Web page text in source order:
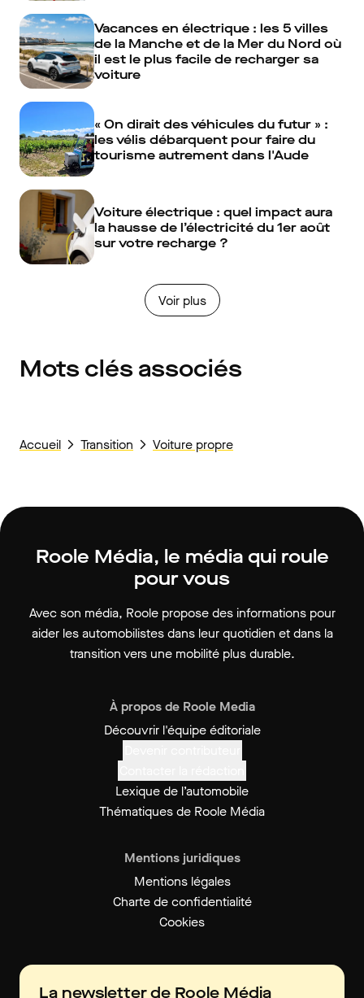
Vacances en électrique : les 5 villes
de la Manche et de la Mer du Nord où
il est le plus facile de recharger sa
voiture
« On dirait des véhicules du futur » :
les vélis débarquent pour faire du
tourisme autrement dans l'Aude
Voiture électrique : quel impact aura
la hausse de l’électricité du 1er août
sur votre recharge ?
Voir plus
Mots clés associés
Accueil Transition Voiture propre
Roole Média, le média qui roule
pour vous
Avec son média, Roole propose des informations pour
aider les automobilistes dans leur quotidien et dans la
transition vers une mobilité plus durable.
À propos de Roole Media
Découvrir l'équipe éditoriale
Lexique de l’automobile
Thématiques de Roole Média
Mentions juridiques
Mentions légales
Charte de confidentialité
Cookies
La newsletter de Roole Média